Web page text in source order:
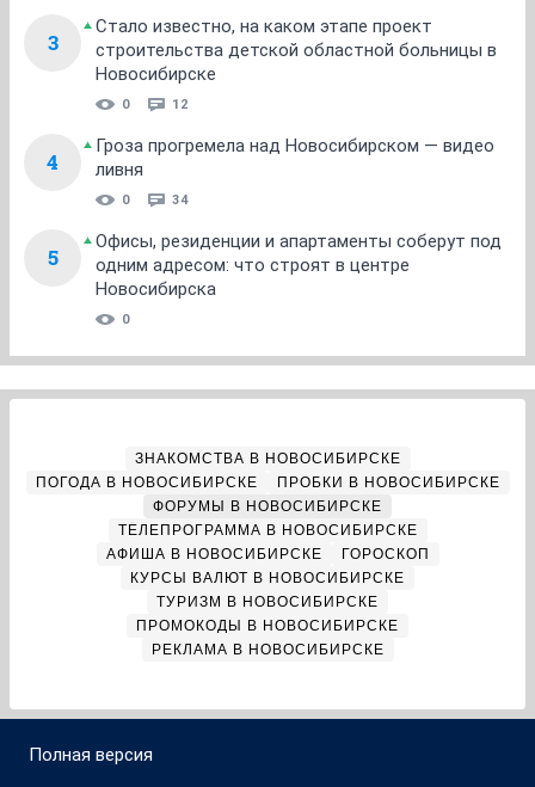
3
Стало известно, на каком этапе проект
строительства детской областной больницы в
Новосибирске
0 12
4
Гроза прогремела над Новосибирском — видео
ливня
0 34
5
Офисы, резиденции и апартаменты соберут под
одним адресом: что строят в центре
Новосибирска
0
ЗНАКОМСТВА В НОВОСИБИРСКЕ
ПОГОДА В НОВОСИБИРСКЕ
ПРОБКИ В НОВОСИБИРСКЕ
ФОРУМЫ В НОВОСИБИРСКЕ
ТЕЛЕПРОГРАММА В НОВОСИБИРСКЕ
АФИША В НОВОСИБИРСКЕ
ГОРОСКОП
КУРСЫ ВАЛЮТ В НОВОСИБИРСКЕ
ТУРИЗМ В НОВОСИБИРСКЕ
ПРОМОКОДЫ В НОВОСИБИРСКЕ
РЕКЛАМА В НОВОСИБИРСКЕ
Полная версия